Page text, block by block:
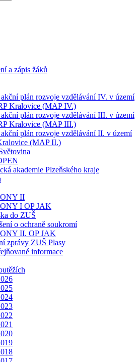
a zápis žáků
plán rozvoje vzdělávání IV. v území
Kralovice (MAP IV.)
plán rozvoje vzdělávání III. v území
Kralovice (MAP III.)
plán rozvoje vzdělávání II. v území
(MAP II.)
akademie Plzeňského kraje
II
I OP JAK
do ZUŠ
o ochraně soukromí
II. OP JAK
zprávy ZUŠ Plasy
informace